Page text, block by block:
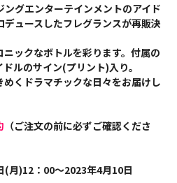
グエンターテインメントのアイド
ュースしたフレグランスが再販決
ックなボトルを彩ります。付属の
ルのサイン(プリント)入り。
くドラマチックな日々をお届けし
（ご注文の前に必ずご確認くださ
月)12：00～2023年4月10日